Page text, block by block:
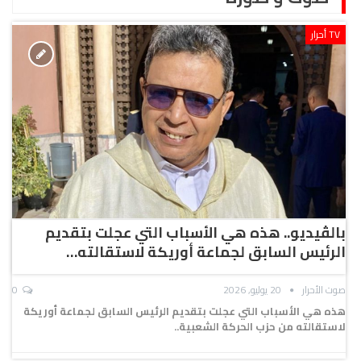
TV أحرار
بالڤيديو.. هذه هي الأسباب التي عجلت بتقديم
الرئيس السابق لجماعة أوريكة لاستقالته…
صوت الأحرار 20 يوليو, 2026
هذه هي الأسباب التي عجلت بتقديم الرئيس السابق لجماعة أوريكة
لاستقالته من حزب الحركة الشعبية..